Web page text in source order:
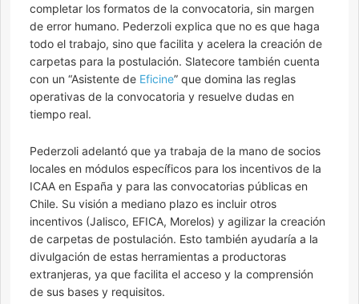
completar los formatos de la convocatoria, sin margen
de error humano. Pederzoli explica que no es que haga
todo el trabajo, sino que facilita y acelera la creación de
carpetas para la postulación. Slatecore también cuenta
con un “Asistente de Eficine” que domina las reglas
operativas de la convocatoria y resuelve dudas en
tiempo real.
Pederzoli adelantó que ya trabaja de la mano de socios
locales en módulos específicos para los incentivos de la
ICAA en España y para las convocatorias públicas en
Chile. Su visión a mediano plazo es incluir otros
incentivos (Jalisco, EFICA, Morelos) y agilizar la creación
de carpetas de postulación. Esto también ayudaría a la
divulgación de estas herramientas a productoras
extranjeras, ya que facilita el acceso y la comprensión
de sus bases y requisitos.